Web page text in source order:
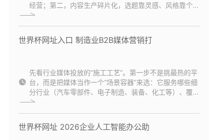
经营；第二，内容生产碎片化，选题靠灵感、风格靠个...
世界杯网址入口 制造业B2B媒体营销打
先看行业媒体投放的“施工工艺”。第一步不是挑最热的平
台，而是把媒体当作一个“场景容器”来选：它服务哪些细
分行业（汽车零部件、电子制造、装备、化工等）、覆...
世界杯网址 2026企业人工智能办公助